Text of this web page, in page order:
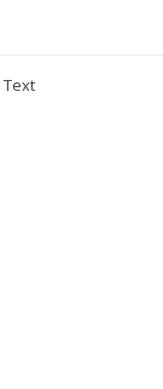
Text